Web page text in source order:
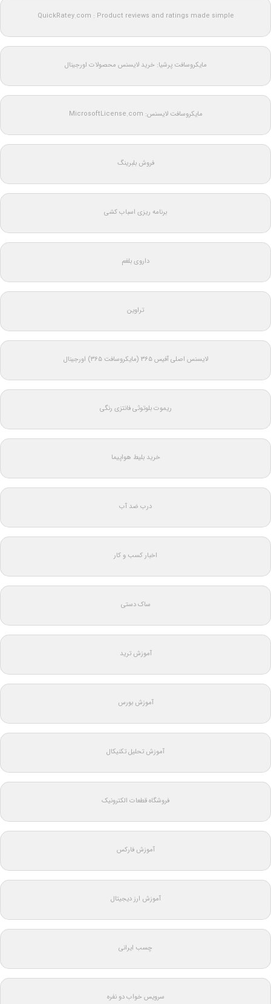
QuickRatey.com : Product reviews and ratings made simple
مایکروسافت پرشیا: خرید لایسنس محصولات اورجینال
مایکروسافت لایسنس: MicrosoftLicense.com
فروش بلبرینگ
برنامه ریزی اسباب کشی
داروی بلغم
تراوین
لایسنس اصلی آفیس ۳۶۵ (مایکروسافت ۳۶۵) اورجینال
ریموت بلوتوثی فانتزی رنگی
خرید بلیط هواپیما
درب ضد آب
اخبار کسب و کار
ساک دستی
آموزش ترید
آموزش بورس
آموزش تحلیل تکنیکال
فروشگاه قطعات الکترونیک
آموزش فارکس
آموزش ارز دیجیتال
چسب ایرانی
سرویس خواب دو نفره